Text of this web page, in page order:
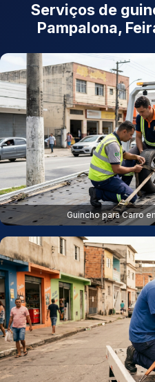
Serviços de
Pampalona,
Guincho para Carro